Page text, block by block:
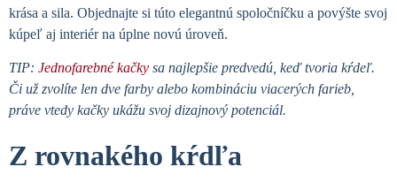
krása a sila. Objednajte si túto elegantnú spoločníčku a povýšte svoj
kúpeľ aj interiér na úplne novú úroveň.
TIP: Jednofarebné kačky sa najlepšie predvedú, keď tvoria kŕdeľ.
Či už zvolíte len dve farby alebo kombináciu viacerých farieb,
práve vtedy kačky ukážu svoj dizajnový potenciál.
Z rovnakého kŕdľa